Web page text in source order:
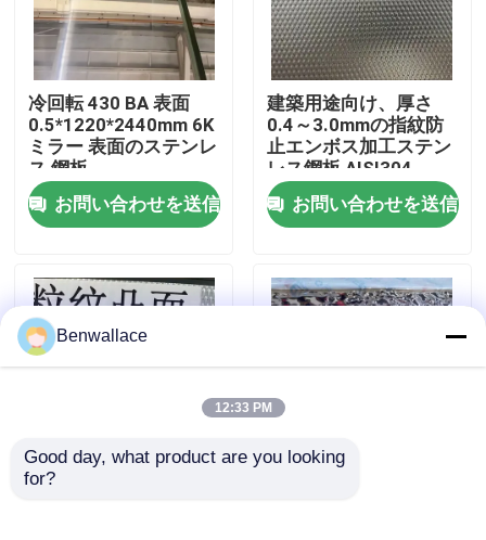
ビデオ
わたしたち に つい て
工場ツアー
連絡 ください
事件
冷回転 430 BA 表面
0.5*1220*2440mm 6K
ミラー 表面のステンレ
ス 鋼板
お問い合わせを送信
建築用途向け、厚さ
0.4～3.0mmの指紋防
止エンボス加工ステン
レス鋼板 AISI304
お問い合わせを送信
A
Benwallace
12:33 PM
Good day, what product are you looking
for?